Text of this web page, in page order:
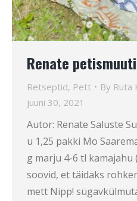
Renate petismuuti
Retseptid, Pett By Ruta
juuni 30, 2021
Autor: Renate Saluste
u 1,25 pakki Mo
g marju 4-6 tl kamajahu
soovid, et täidaks
mett Nipp!